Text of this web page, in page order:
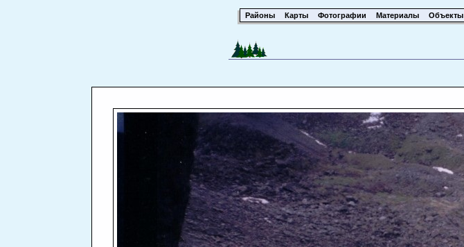
Районы Карты Фотографии Материалы Объекты